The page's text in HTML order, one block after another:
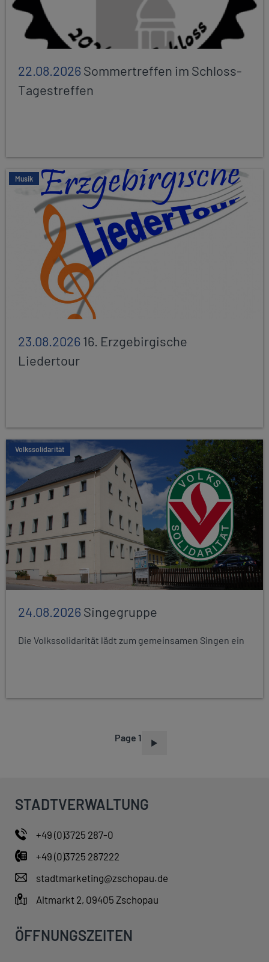
22.08.2026Sommertreffen im Schloss-
Tagestreffen
Musik
23.08.202616. Erzgebirgische
Liedertour
Volkssolidarität
24.08.2026Singegruppe
Die Volkssolidarität lädt zum gemeinsamen Singen ein
Page 1
STADTVERWALTUNG
+49 (0)3725 287-0
+49 (0)3725 287222
stadtmarketing@zschopau.de
Altmarkt 2, 09405 Zschopau
ÖFFNUNGSZEITEN